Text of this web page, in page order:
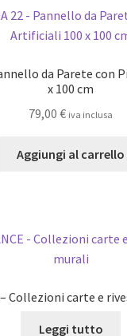
da Parete con
x 100 cm
79,00 € iva inclusa
Aggiungi al carrello
– Collezioni carte e
Leggi tutto